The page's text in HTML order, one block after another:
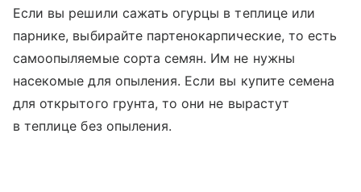
Если вы решили сажать огурцы в теплице или
парнике, выбирайте партенокарпические, то есть
самоопыляемые сорта семян. Им не нужны
насекомые для опыления. Если вы купите семена
для открытого грунта, то они не вырастут
в теплице без опыления.